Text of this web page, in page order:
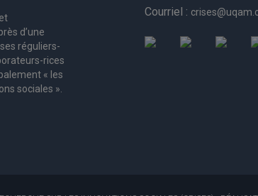
d’une
réguliers-
-rices
« les
sociales ».
Courriel :